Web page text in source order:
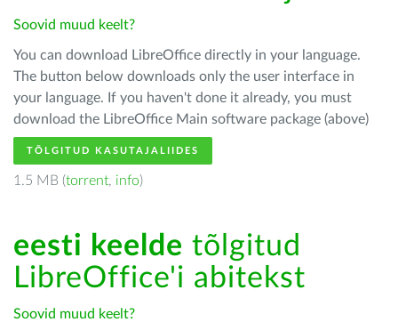
Soovid muud keelt?
You can download LibreOffice directly in your language.
The button below downloads only the user interface in
your language. If you haven't done it already, you must
download the LibreOffice Main software package (above)
TÕLGITUD KASUTAJALIIDES
1.5 MB (torrent, info)
eesti keelde tõlgitud
LibreOffice'i abitekst
Soovid muud keelt?